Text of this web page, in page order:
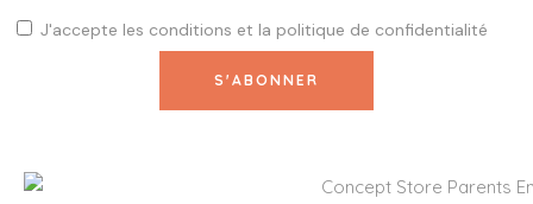
J'accepte les conditions et la politique de confidentialité